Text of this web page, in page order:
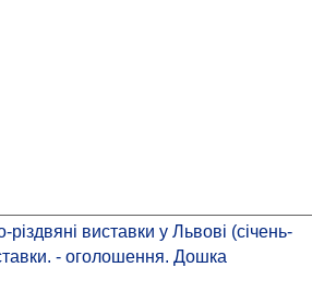
різдвяні виставки у Львові (січень-
- оголошення. Дошка